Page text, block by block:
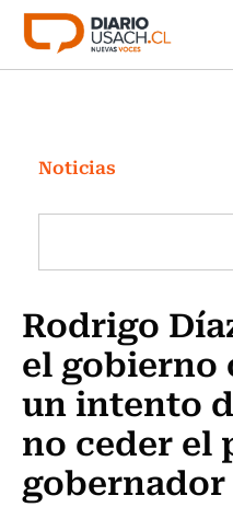
Click acá para ir
Investigación
Cultura
Programas Radio y
Noticias
Rodrigo
el gobierno
un intento
no ceder el